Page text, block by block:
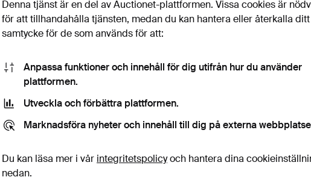
konstglas, "Minos", s…
glas, "Polar", Kos…
Denna tjänst är en del av Auctionet-plattformen. Vissa cookies är
för att tillhandahålla tjänsten, medan du kan hantera eller återkalla ditt
samtycke för de som används för att:
Anpassa funktioner och innehåll för dig utifrån hur du använder
plattformen.
Utveckla och förbättra plattformen.
Marknadsföra nyheter och innehåll till dig på externa
Du kan läsa mer i vår integritetspolicyoch hantera dina
nedan.